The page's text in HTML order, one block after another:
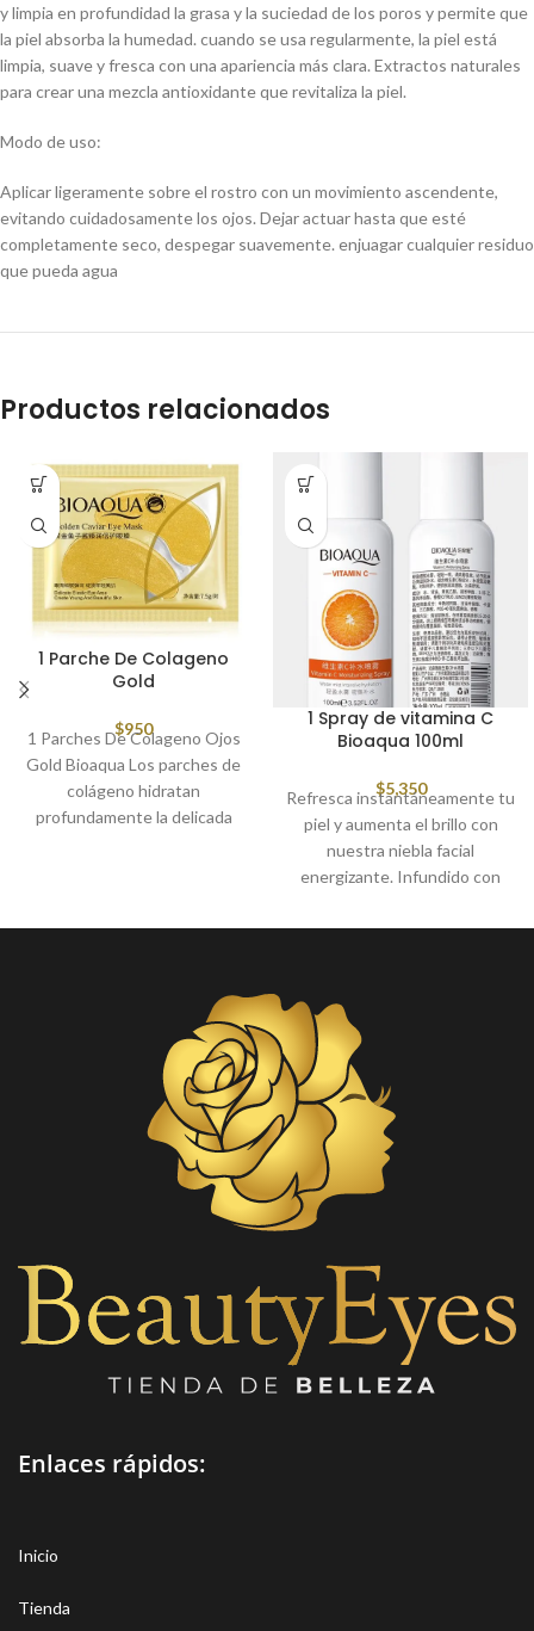
y limpia en profundidad la grasa y la suciedad de los poros y permite que
la piel absorba la humedad. cuando se usa regularmente, la piel está
limpia, suave y fresca con una apariencia más clara. Extractos naturales
para crear una mezcla antioxidante que revitaliza la piel.
Modo de uso:
Aplicar ligeramente sobre el rostro con un movimiento ascendente,
evitando cuidadosamente los ojos. Dejar actuar hasta que esté
completamente seco, despegar suavemente. enjuagar cualquier residuo
que pueda agua
Productos relacionados
1 Parche De Colageno
Gold
$950
1 Parches De Colageno Ojos
Gold Bioaqua Los parches de
colágeno hidratan
profundamente la delicada
suavizan las patas de gallo y las
1 Spray de vitamina C
Bioaqua 100ml
$5,350
Refresca instantáneamente tu
piel y aumenta el brillo con
nuestra niebla facial
energizante. Infundido con
brillo como la vitamina C , este
opacidad y ayudar a reducir las
manchas oscuras causadas por
el daño solar para una piel
uniforme y brillante. Esencia
antienvejecimiento: mejora
visiblemente la elasticidad y el
tono de la piel con fuertes
antioxidantes que ayudan a
defenderse y neutralizar
el daño que puede causar
envejecimiento. Mejora
significativamente la
hidratación y mantiene tu piel
con un aspecto más joven y
Enlaces rápidos:
Inicio
Tienda